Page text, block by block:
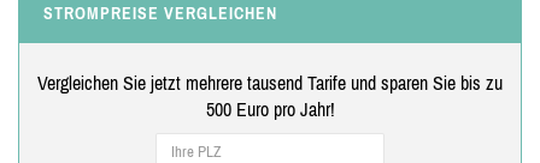
STROMPREISE VERGLEICHEN
Vergleichen Sie jetzt mehrere tausend Tarife und sparen Sie bis zu
500 Euro pro Jahr!